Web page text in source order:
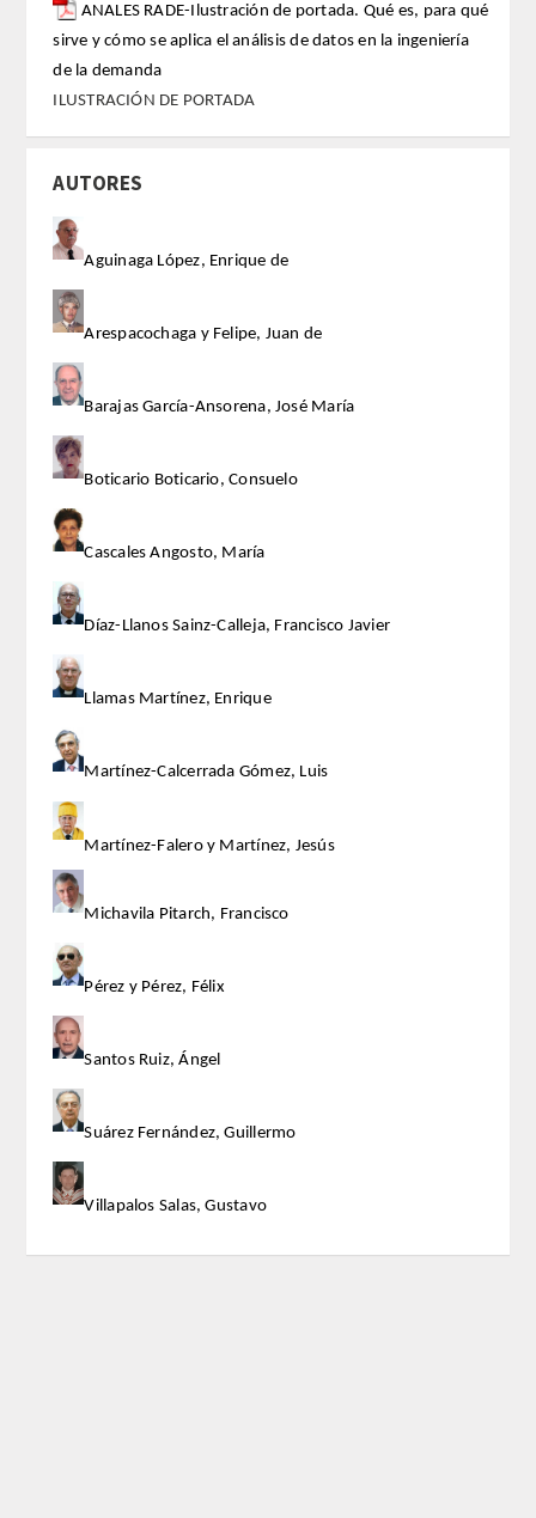
ANALES RADE-Ilustración de portada. Qué es, para qué
sirve y cómo se aplica el análisis de datos en la ingeniería
de la demanda
ILUSTRACIÓN DE PORTADA
AUTORES
Aguinaga López, Enrique de
Arespacochaga y Felipe, Juan de
Barajas García-Ansorena, José María
Boticario Boticario, Consuelo
Cascales Angosto, María
Díaz-Llanos Sainz-Calleja, Francisco Javier
Llamas Martínez, Enrique
Martínez-Calcerrada Gómez, Luis
Martínez-Falero y Martínez, Jesús
Michavila Pitarch, Francisco
Pérez y Pérez, Félix
Santos Ruiz, Ángel
Suárez Fernández, Guillermo
Villapalos Salas, Gustavo